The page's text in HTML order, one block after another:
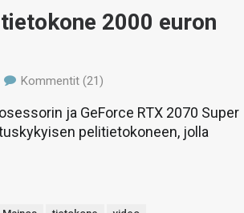
2000 euron
Kommentit (21)
ja GeForce RTX 2070 Super
pelitietokoneen, jolla